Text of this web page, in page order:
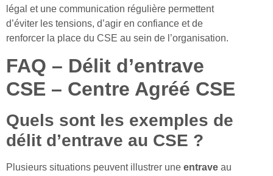
légal et une communication régulière permettent
d’éviter les tensions, d’agir en confiance et de
renforcer la place du CSE au sein de l’organisation.
FAQ – Délit d’entrave
CSE – Centre Agréé CSE
Quels sont les exemples de
délit d’entrave au CSE ?
Plusieurs situations peuvent illustrer une entrave au